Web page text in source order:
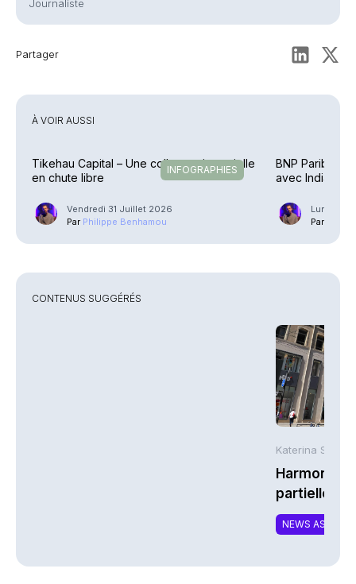
Journaliste
Partager
À VOIR AUSSI
INFOGRAPHIES
Tikehau Capital – Une collecte trimestrielle
en chute libre
Vendredi 31 Juillet 2026
Par Philippe Benhamou
BNP Paribas
avec IndiaFirst
Lundi 27
Par
CONTENUS SUGGÉRÉS
Katerina
Harmonie
partielle du
MTCAT
NEWS